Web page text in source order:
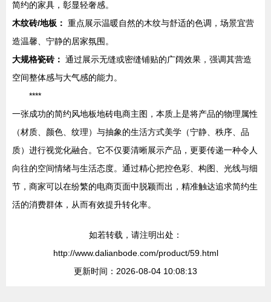
简约的家具，彰显轻奢感。
木纹砖/地板： 重点展示温暖自然的木纹与舒适的色调，场景宜营
造温馨、宁静的居家氛围。
大规格瓷砖： 通过展示无缝或密缝铺贴的广阔效果，强调其营造
空间整体感与大气感的能力。
****
一张成功的简约风地板地砖电商主图，本质上是将产品的物理属性
（材质、颜色、纹理）与抽象的生活方式美学（宁静、秩序、品
质）进行视觉化融合。它不仅要清晰展示产品，更要传递一种令人
向往的空间情绪与生活态度。通过精心把控色彩、构图、光线与细
节，商家可以在纷繁的电商页面中脱颖而出，精准触达追求简约生
活的消费群体，从而有效提升转化率。
如若转载，请注明出处：
http://www.dalianbode.com/product/59.html
更新时间：2026-08-04 10:08:13